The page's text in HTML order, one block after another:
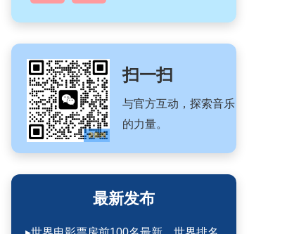
扫一扫
与官方互动，探索音乐
的力量。
最新发布